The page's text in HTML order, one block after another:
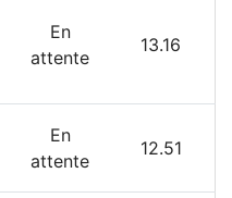
En
attente
13.16
En
attente
12.51